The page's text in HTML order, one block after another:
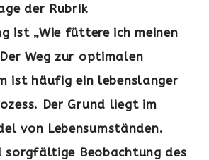
der Rubrik
ist „Wie füttere ich meinen
Weg zur optimalen
ist häufig ein lebenslanger
Der Grund liegt im
von Lebensumständen.
sorgfältige Beobachtung des